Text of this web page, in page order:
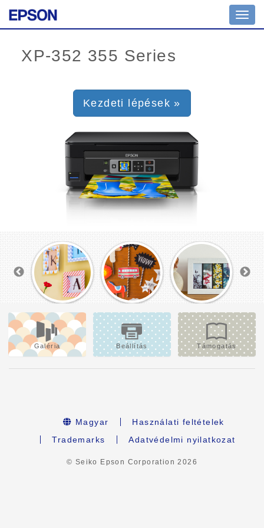
Kezdeti lépések »
Galéria Beállítás Támogatás
Magyar
Használati feltételek
Trademarks
Adatvédelmi nyilatkozat
© Seiko Epson Corporation2026